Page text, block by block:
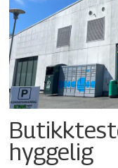
hyggelig